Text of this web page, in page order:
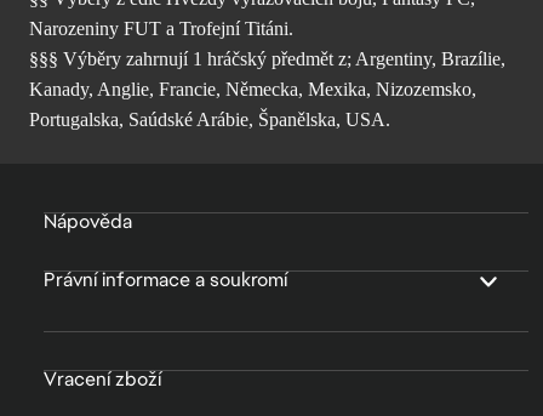
Narozeniny FUT a Trofejní Titáni.
§§§ Výběry zahrnují 1 hráčský předmět z; Argentiny, Brazílie,
Kanady, Anglie, Francie, Německa, Mexika, Nizozemsko,
Portugalska, Saúdské Arábie, Španělska, USA.
Nápověda
Právní informace a soukromí
Vracení zboží